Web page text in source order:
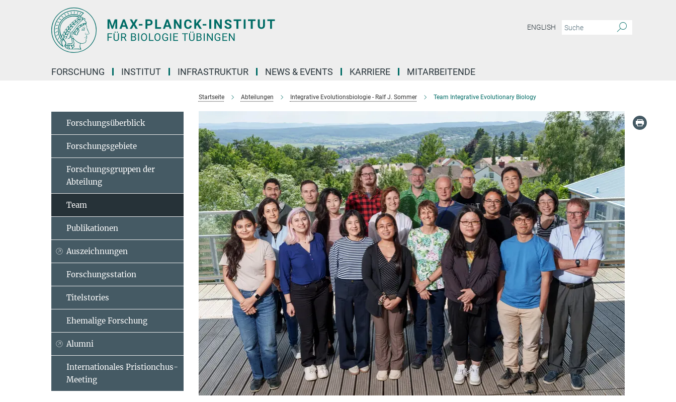
ENGLISH
FORSCHUNG INSTITUT INFRASTRUKTUR NEWS & EVENTS KARRIERE MITARBEITENDE
Startseite Abteilungen Integrative Evolutionsbiologie - Ralf J. Sommer Team Integrative Evolutionary Biology
Forschungsüberblick
Forschungsgebiete
Forschungsgruppen der
Abteilung
Team
Publikationen
Auszeichnungen
Forschungsstation
Titelstories
Ehemalige Forschung
Alumni
Internationales Pristionchus-
Meeting